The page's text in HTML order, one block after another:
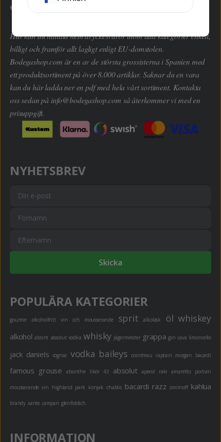
Här kan du handla hem dryckesvaror inom alla kategorier enkelt,
billigt och framför allt lagligt enligt EU-domstolen.
Bodegashop.com är en av de största grossisterna i Spanien med
ett produktsortiment på över 8.000 artiklar. Saknar du en vara
kan du här ladda ner en pdf med hela vårt sortiment. Kontakta
oss sedan på info@bodegashop.com så återkommer vi med en
prisuppgift.
NYHETSBREV
Skicka
POPULÄRA KATEGORIER
gourme alkoholfritt vin och mousserande sprit alkoläsk öl whiskey
alkohol absint absolut vodka whisky jägermeister grappa gin cava limoncello
jack daniels cognac vodka baileys cointreau captain morgan bacardi
famous grouse absinthe likör 43 absolut aperol raki amaretto portvin
mousserande vin highland park konjak chablis bacardi razz smirnoff kahlua
brandy xante campari glenfiddich
INFORMATION